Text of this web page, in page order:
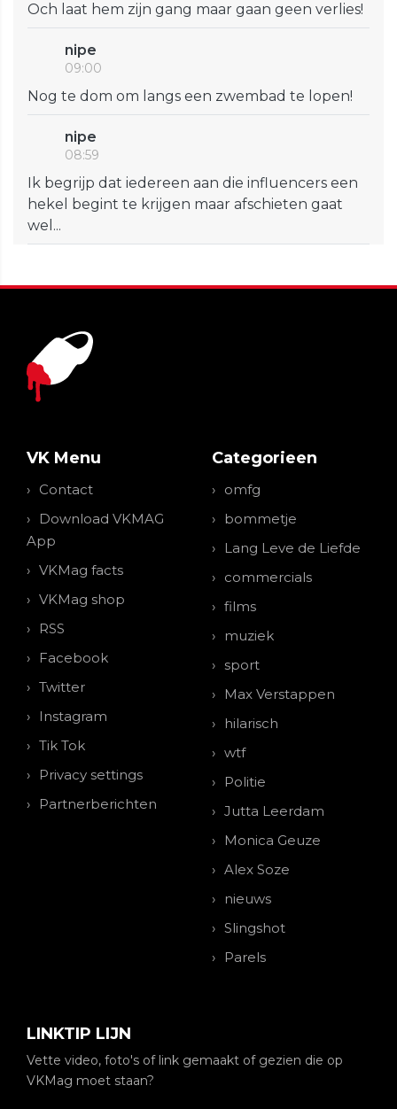
Och laat hem zijn gang maar gaan geen verlies!
nipe
09:00
Nog te dom om langs een zwembad te lopen!
nipe
08:59
Ik begrijp dat iedereen aan die influencers een
hekel begint te krijgen maar afschieten gaat
wel...
VK Menu
Contact
Download VKMAG
App
VKMag facts
VKMag shop
RSS
Facebook
Twitter
Instagram
Tik Tok
Privacy settings
Partnerberichten
Categorieen
omfg
bommetje
Lang Leve de Liefde
commercials
films
muziek
sport
Max Verstappen
hilarisch
wtf
Politie
Jutta Leerdam
Monica Geuze
Alex Soze
nieuws
Slingshot
Parels
LINKTIP LIJN
Vette video, foto's of link gemaakt of gezien die op
VKMag moet staan?